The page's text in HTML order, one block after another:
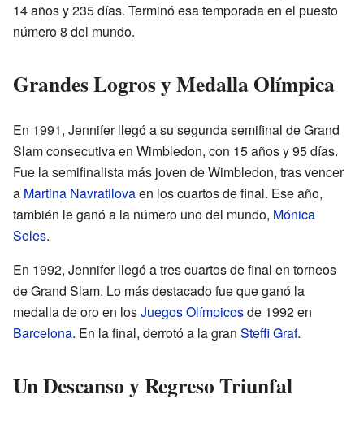
14 años y 235 días. Terminó esa temporada en el puesto
número 8 del mundo.
Grandes Logros y Medalla Olímpica
En 1991, Jennifer llegó a su segunda semifinal de Grand
Slam consecutiva en Wimbledon, con 15 años y 95 días.
Fue la semifinalista más joven de Wimbledon, tras vencer
a Martina Navratilovaen los cuartos de final. Ese año,
también le ganó a la número uno del mundo, Mónica
Seles.
En 1992, Jennifer llegó a tres cuartos de final en torneos
de Grand Slam. Lo más destacado fue que ganó la
medalla de oro en losJuegos Olímpicosde 1992 en
Barcelona. En la final, derrotó a la gran Steffi Graf.
Un Descanso y Regreso Triunfal